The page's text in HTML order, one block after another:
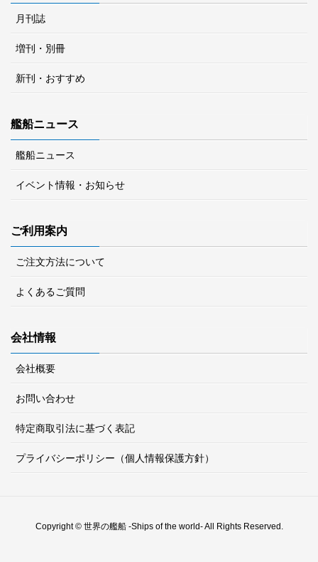
月刊誌
増刊・別冊
新刊・おすすめ
艦船ニュース
艦船ニュース
イベント情報・お知らせ
ご利用案内
ご注文方法について
よくあるご質問
会社情報
会社概要
お問い合わせ
特定商取引法に基づく表記
プライバシーポリシー（個人情報保護方針）
Copyright © 世界の艦船 -Ships of the world- All Rights Reserved.